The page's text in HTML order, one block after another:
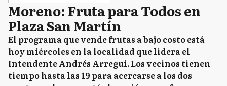
Moreno: Fruta para Todos en
Plaza San Martín
El programa que vende frutas a bajo costo está
hoy miércoles en la localidad que lidera el
Intendente Andrés Arregui. Los vecinos tienen
tiempo hasta las 19 para acercarse a los dos